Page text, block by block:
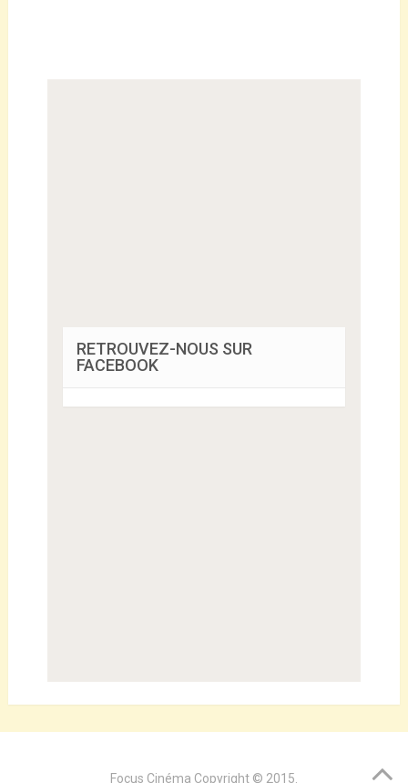
RETROUVEZ-NOUS SUR
FACEBOOK
Focus Cinéma Copyright © 2015.